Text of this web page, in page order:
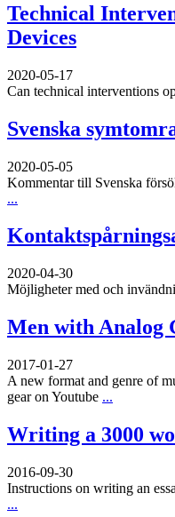
Technical
Devices
2020-05-17
Can technical interventions
Svenska
2020-05-05
Kommentar till Svenska
...
2020-04-30
Möjligheter med och
Men with Analog
2017-01-27
A new format and genre of
gear on Youtube ...
Writing a 3000
2016-09-30
Instructions on writing an
...